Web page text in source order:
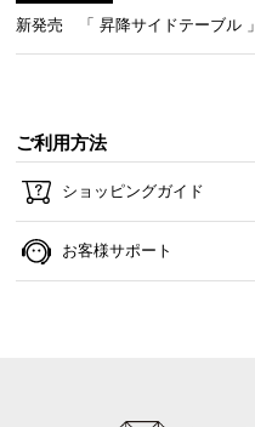
新発売 「 昇降サイドテーブル 」
ご利用方法
ショッピングガイド
お客様サポート